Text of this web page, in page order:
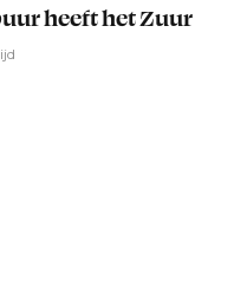
heeft het Zuur